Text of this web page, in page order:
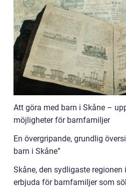
Att göra med barn i Skåne –
möjligheter för barnfamiljer
En övergripande, grundlig
barn i Skåne”
Skåne, den sydligaste
erbjuda för barnfamiljer som